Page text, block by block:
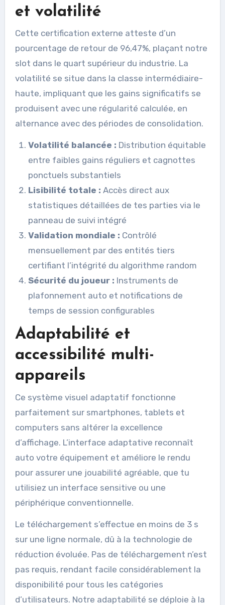
et volatilité
Cette certification externe atteste d’un
pourcentage de retour de 96,47%, plaçant notre
slot dans le quart supérieur du industrie. La
volatilité se situe dans la classe intermédiaire-
haute, impliquant que les gains significatifs se
produisent avec une régularité calculée, en
alternance avec des périodes de consolidation.
Volatilité balancée : Distribution équitable
entre faibles gains réguliers et cagnottes
ponctuels substantiels
Lisibilité totale : Accès direct aux
statistiques détaillées de tes parties via le
panneau de suivi intégré
Validation mondiale : Contrôlé
mensuellement par des entités tiers
certifiant l’intégrité du algorithme random
Sécurité du joueur : Instruments de
plafonnement auto et notifications de
temps de session configurables
Adaptabilité et
accessibilité multi-
appareils
Ce système visuel adaptatif fonctionne
parfaitement sur smartphones, tablets et
computers sans altérer la excellence
d’affichage. L’interface adaptative reconnaît
auto votre équipement et améliore le rendu
pour assurer une jouabilité agréable, que tu
utilisiez un interface sensitive ou une
périphérique conventionnelle.
Le téléchargement s’effectue en moins de 3 s
sur une ligne normale, dû à la technologie de
réduction évoluée. Pas de téléchargement n’est
pas requis, rendant facile considérablement la
disponibilité pour tous les catégories
d’utilisateurs. Notre adaptabilité se déploie à la